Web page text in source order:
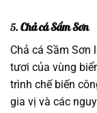
5. Chả cá Sầm Sơn
Chả cá Sầm
tươi của vùng
trình chế biến
gia vị và các